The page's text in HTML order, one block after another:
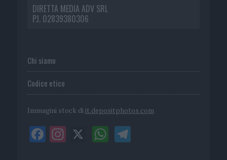
DIRETTA MEDIA ADV SRL
P.I. 02839380306
Chi siamo
Codice etico
Immagini stock di it.depositphotos.com